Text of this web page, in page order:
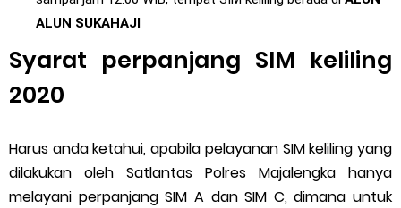
ALUN SUKAHAJI
Syarat perpanjang SIM keliling
2020
Harus anda ketahui, apabila pelayanan SIM keliling yang
dilakukan oleh Satlantas Polres Majalengka hanya
melayani perpanjang SIM A dan SIM C, dimana untuk